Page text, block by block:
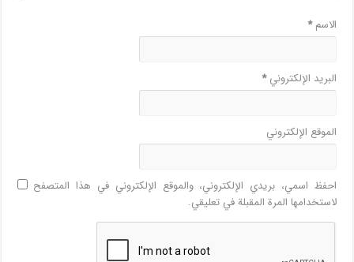
الاسم*
البريد الإلكتروني*
الموقع الإلكتروني
احفظ اسمي، بريدي الإلكتروني، والموقع الإلكتروني في هذا المتصفح
لاستخدامها المرة المقبلة في تعليقي.